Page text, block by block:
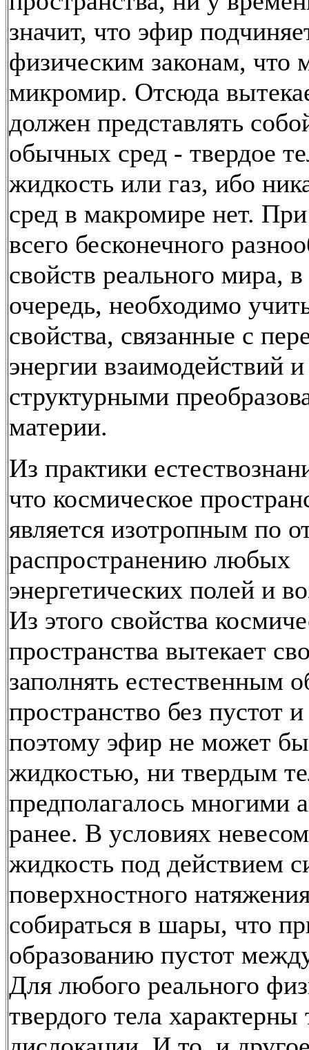
значит, что эфир
физическим законам, что
микромир. Отсюда
должен представлять
обычных сред - твердое
жидкость или газ, ибо
сред в макромире нет.
всего бесконечного
свойств реального мира,
очередь, необходимо
свойства, связанные с
энергии взаимодействий
структурными
материи.
Из практики
что космическое
является изотропным по
распространению любых
энергетических полей и
Из этого свойства
пространства вытекает
заполнять естественным
пространство без пустот
поэтому эфир не может
жидкостью, ни твердым
предполагалось многими
ранее. В условиях
жидкость под действием
поверхностного
собираться в шары, что
образованию пустот
Для любого реального
твердого тела